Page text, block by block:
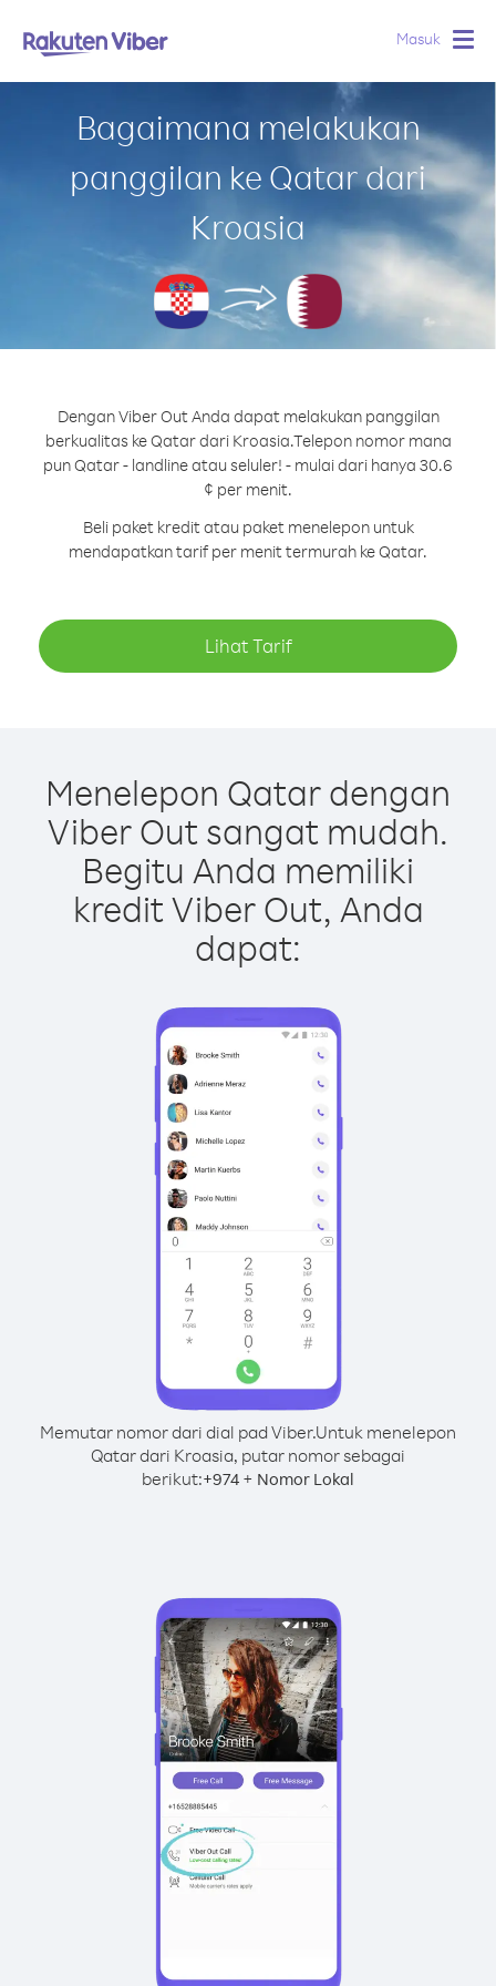
Masuk
Bagaimana melakukan
panggilan ke Qatar dari
Kroasia
Dengan Viber Out Anda dapat melakukan panggilan
berkualitas ke Qatar dari Kroasia.Telepon nomor mana
pun Qatar - landline atau seluler! - mulai dari hanya 30.6
¢ per menit.
Beli paket kredit atau paket menelepon untuk
mendapatkan tarif per menit termurah ke Qatar.
Lihat Tarif
Menelepon Qatar dengan
Viber Out sangat mudah.
Begitu Anda memiliki
kredit Viber Out, Anda
dapat:
Memutar nomor dari dial pad Viber.Untuk menelepon
Qatar dari Kroasia, putar nomor sebagai
berikut:+974 + Nomor Lokal